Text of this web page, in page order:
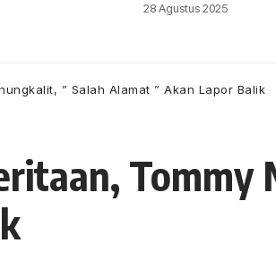
28 Agustus 2025
” Salah Alamat ” Akan Lapor Balik
Tommy